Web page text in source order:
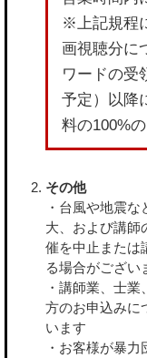
※上記規程
画視聴分に
ワードの受
予定）以降
料の100%
その他
・台風や地震
大、および講師
催を中止または
る場合がござい
・講師業、士
方のお申込みに
います
・お客様が暴